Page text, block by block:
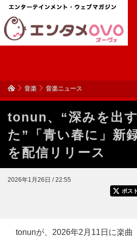
音楽 音楽ニュース
tonun、“深みを出
た”「青い春に」新
を配信リリース
2026年1月26日 / 22:55
ポスト
tonunが、2026年2月11日に楽曲